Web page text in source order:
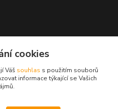
cookies
Váš souhlas s použitím souborů
informace týkající se Vašich